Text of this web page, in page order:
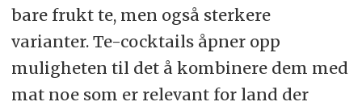
bare frukt te, men også sterkere
varianter. Te-cocktails åpner opp
muligheten til det å kombinere dem med
mat noe som er relevant for land der